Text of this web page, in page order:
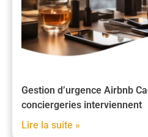
Gestion d’urgence Airbnb
conciergeries interviennent
Lire la suite »